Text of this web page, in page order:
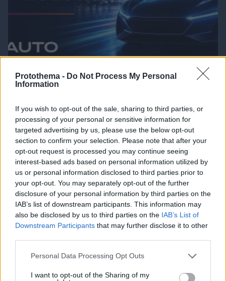
Protothema - Do Not Process My Personal
Information
If you wish to opt-out of the sale, sharing to third parties, or
processing of your personal or sensitive information for
targeted advertising by us, please use the below opt-out
section to confirm your selection. Please note that after your
opt-out request is processed you may continue seeing
interest-based ads based on personal information utilized by
us or personal information disclosed to third parties prior to
your opt-out. You may separately opt-out of the further
disclosure of your personal information by third parties on the
IAB’s list of downstream participants. This information may
also be disclosed by us to third parties on the IAB’s List of
Downstream Participants that may further disclose it to other
Please note that this website/app uses one or more Google
not limited to your visit or usage behaviour. You may click to
Personal Data Processing Opt Outs
I want to opt-out of the Sharing of my
Ξεκίνησε η προπώληση εισιτηρίων για τη
μεγαλύτερη έκθεση αυτοκινήτου της Ευρώπης
που θα γίνει στην Αθήνα
05.08.2026, 13:51